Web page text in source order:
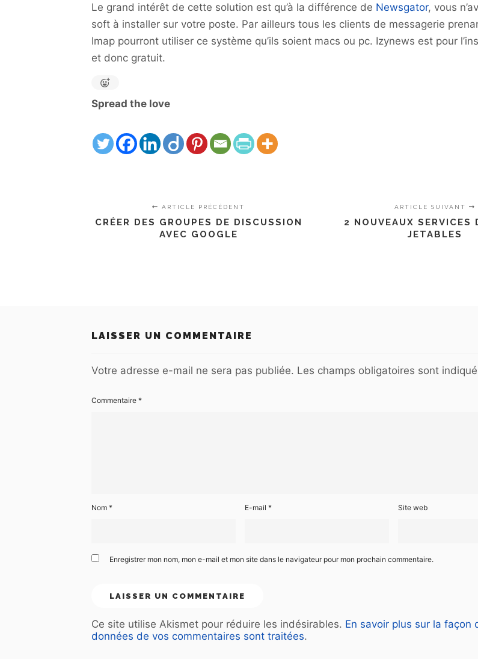
Le grand intérêt de cette solution est qu’à la différence de Newsgator, vous
soft à installer sur votre poste. Par ailleurs tous les clients de messagerie
Imap pourront utiliser ce système qu’ils soient macs ou pc. Izynews est pour
et donc gratuit.
Spread the love
ARTICLE PRÉCÉDENT
CRÉER DES GROUPES DE DISCUSSION
AVEC GOOGLE
ARTICLE SUIVANT
2 NOUVEAUX SERVICES
JETABLES
LAISSER UN COMMENTAIRE
Votre adresse e-mail ne sera pas publiée. Les champs obligatoires sont
Commentaire *
Nom * E-mail * Site web
Enregistrer mon nom, mon e-mail et mon site dans le navigateur pour mon prochain commentaire.
Ce site utilise Akismet pour réduire les indésirables. En savoir plus sur la façon
données de vos commentaires sont traitées.